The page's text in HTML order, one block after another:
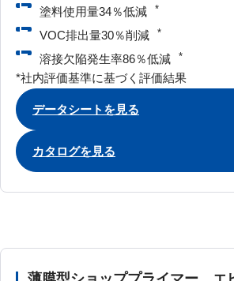
塗料使用量34％低減 *
VOC排出量30％削減 *
溶接欠陥発生率86％低減 *
*社内評価基準に基づく評価結果
データシートを見る
カタログを見る